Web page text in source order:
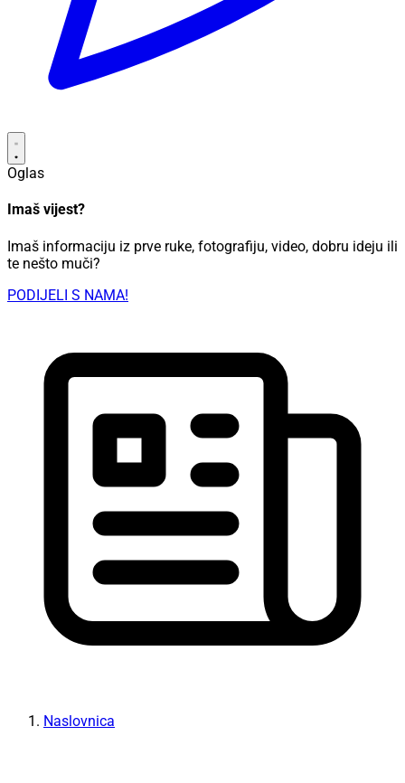
Oglas
Imaš vijest?
Imaš informaciju iz prve ruke, fotografiju, video, dobru ideju ili
te nešto muči?
PODIJELI S NAMA!
Naslovnica